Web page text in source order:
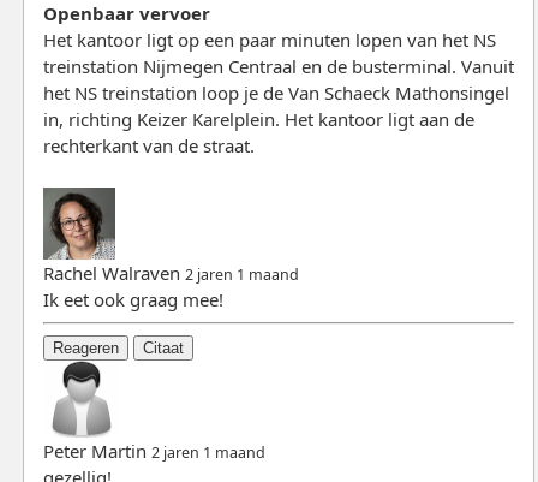
Openbaar vervoer
Het kantoor ligt op een paar minuten lopen van het NS
treinstation Nijmegen Centraal en de busterminal. Vanuit
het NS treinstation loop je de Van Schaeck Mathonsingel
in, richting Keizer Karelplein. Het kantoor ligt aan de
rechterkant van de straat.
Rachel Walraven 2 jaren 1 maand
Ik eet ook graag mee!
Reageren Citaat
Peter Martin 2 jaren 1 maand